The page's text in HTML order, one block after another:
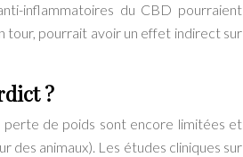
inflammatoires du CBD pourraient
tour, pourrait avoir un effet indirect sur
?
perte de poids sont encore limitées et
des animaux). Les études cliniques sur